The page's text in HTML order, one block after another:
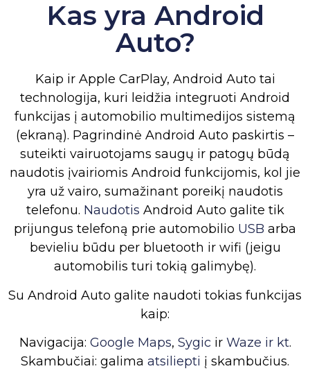
Kas yra Android
Auto?
Kaip ir Apple CarPlay, Android Auto tai
technologija, kuri leidžia integruoti Android
funkcijas į automobilio multimedijos sistemą
(ekraną). Pagrindinė Android Auto paskirtis –
suteikti vairuotojams saugų ir patogų būdą
naudotis įvairiomis Android funkcijomis, kol jie
yra už vairo, sumažinant poreikį naudotis
telefonu. Naudotis Android Auto galite tik
prijungus telefoną prie automobilio USB arba
bevieliu būdu per bluetooth ir wifi (jeigu
automobilis turi tokią galimybę).
Su Android Auto galite naudoti tokias funkcijas
kaip:
Navigacija: Google Maps, Sygic ir Waze ir kt.
Skambučiai: galima atsiliepti į skambučius.